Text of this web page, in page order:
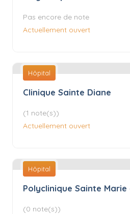
Pas encore de note
Actuellement ouvert
Hôpital
Clinique Sainte Diane
(1 note(s))
Actuellement ouvert
Hôpital
Polyclinique Sainte
(0 note(s))